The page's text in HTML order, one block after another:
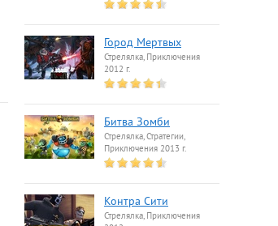
Город Мертвых
Стрелялка, Приключения
2012 г.
Битва Зомби
Стрелялка, Стратегии,
Приключения 2013 г.
Контра Сити
Стрелялка, Приключения